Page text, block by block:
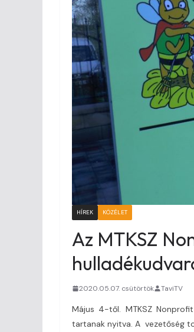
HÍREK KÖZÉLET
Az MTKSZ
2020.05.07. csütörtök TaviTV
Május 4-től. MTKSZ
tartanak nyitva. A vezetőség